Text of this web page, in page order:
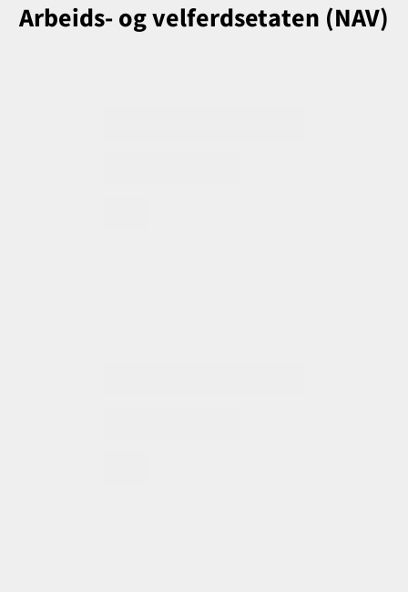
Arbeids- og velferdsetaten (NAV)